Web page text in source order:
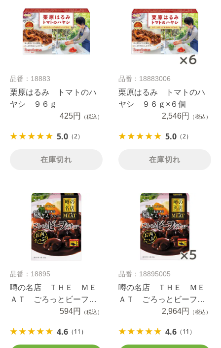
品番：18883
栗原はるみ トマトのハ
ヤシ ９６ｇ
425円
（税込）
5.0 （2）
在庫切れ
品番：18883006
栗原はるみ トマトのハ
ヤシ ９６ｇ×６個
2,546円
（税込）
5.0 （2）
在庫切れ
品番：18895
噂の名店 ＴＨＥ ＭＥ
ＡＴ ごろっとビーフシ
チュー ２１０ｇ
594円 （税込）
4.6 （11）
品番：18895005
噂の名店 ＴＨＥ ＭＥ
ＡＴ ごろっとビーフシ
チュー ２１０ｇ×５個
2,964円 （税込）
4.6 （11）